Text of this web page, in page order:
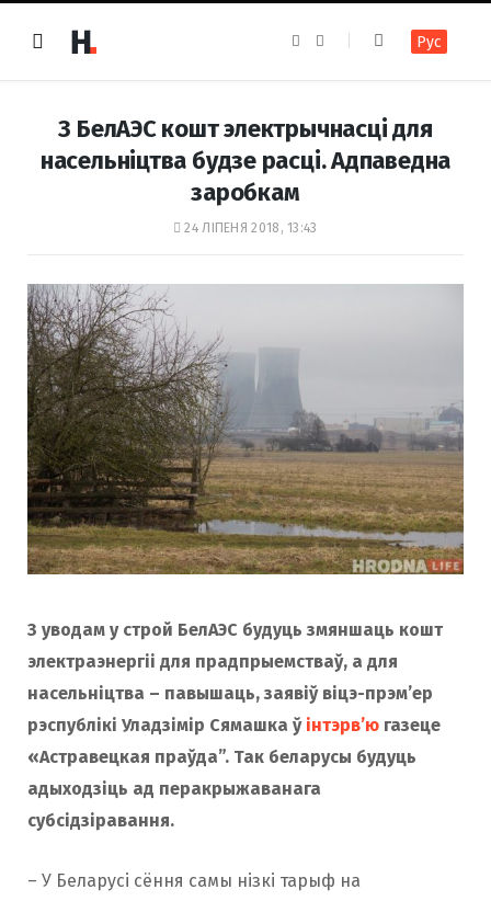
e
o
k
t
r
a
m
Рус
З БелАЭС кошт электрычнасці для
насельніцтва будзе расці. Адпаведна
заробкам
24 ЛІПЕНЯ 2018, 13:43
З уводам у строй БелАЭС будуць змяншаць кошт
электраэнергіі для прадпрыемстваў, а для
насельніцтва – павышаць, заявіў віцэ-прэм’ер
рэспублікі Уладзімір Сямашка ў інтэрв’ю газеце
«Астравецкая праўда”. Так беларусы будуць
адыходзіць ад перакрыжаванага
субсідзіравання.
– У Беларусі сёння самы нізкі тарыф на